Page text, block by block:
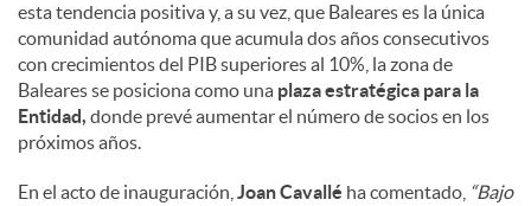
esta tendencia positiva y, a su vez, que Baleares es la única
comunidad autónoma que acumula dos años consecutivos
con crecimientos del PIB superiores al 10%, la zona de
Baleares se posiciona como una plaza estratégica para la
Entidad, donde prevé aumentar el número de socios en los
próximos años.
En el acto de inauguración, Joan Cavallé ha comentado, “Bajo